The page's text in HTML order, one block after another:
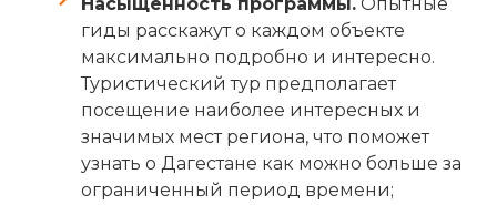
гиды расскажут о каждом объекте
максимально подробно и интересно.
Туристический тур предполагает
посещение наиболее интересных и
значимых мест региона, что поможет
узнать о Дагестане как можно больше за
ограниченный период времени;